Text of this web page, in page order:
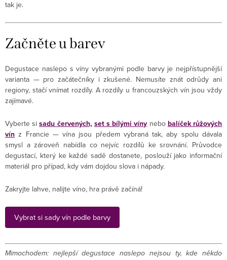
tak je.
Začněte u barev
Degustace naslepo s víny vybranými podle barvy je nejpřístupnější
varianta — pro začátečníky i zkušené. Nemusíte znát odrůdy ani
regiony, stačí vnímat rozdíly. A rozdíly u francouzských vín jsou vždy
zajímavé.
Vyberte sisadu červených, set s bílými víny nebo balíček růžových
vín z Francie — vína jsou předem vybraná tak, aby spolu dávala
smysl a zároveň nabídla co nejvíc rozdílů ke srovnání. Průvodce
degustací, který ke každé sadě dostanete, poslouží jako informační
materiál pro případ, kdy vám dojdou slova i nápady.
Zakryjte lahve, nalijte víno, hra právě začíná!
Vybrat si sady vín podle barvy
Mimochodem: nejlepší degustace naslepo nejsou ty, kde někdo